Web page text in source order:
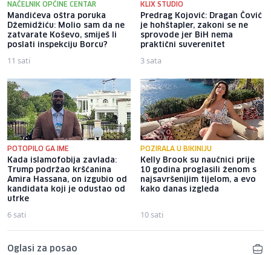
NAČELNIK OPĆINE CENTAR
Mandićeva oštra poruka
Džemidžiću: Molio sam da ne
zatvarate Koševo, smiješ li
poslati inspekciju Borcu?
11 sati
KLIX STUDIO
Predrag Kojović: Dragan Čović
je hohštapler, zakoni se ne
sprovode jer BiH nema
praktični suverenitet
3 sata
POTOPILO GA IME
Kada islamofobija zavlada:
Trump podržao kršćanina
Amira Hassana, on izgubio od
kandidata koji je odustao od
utrke
6 sati
POZIRALA U BIKINIJU
Kelly Brook su naučnici prije
10 godina proglasili ženom s
najsavršenijim tijelom, a evo
kako danas izgleda
10 sati
Oglasi za posao